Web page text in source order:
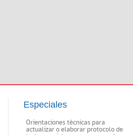
Especiales
Orientaciones técnicas para
actualizar o elaborar protocolo de